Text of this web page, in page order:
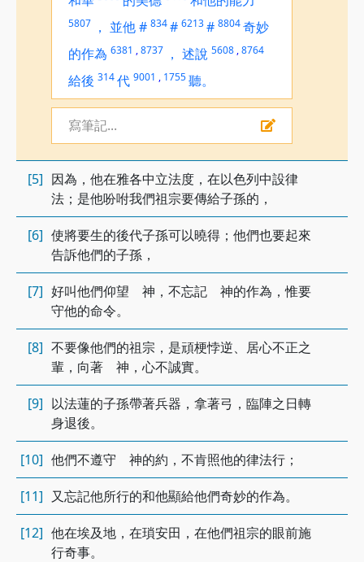
5807 ， 並他# 834# 6213# 8804奇妙
的作為 6381 ,8737 ， 述說 5608 ,8764
給後 314代 9001 , 1755聽。
寫筆記...
[5] 因為，他在雅各中立法度，在以色列中設律
法；是他吩咐我們祖宗要傳給子孫的，
[6] 使將要生的後代子孫可以曉得；他們也要起來
告訴他們的子孫，
[7] 好叫他們仰望 神，不忘記 神的作為，惟要
守他的命令。
[8] 不要像他們的祖宗，是頑梗悖逆、居心不正之
輩，向著 神，心不誠實。
[9] 以法蓮的子孫帶著兵器，拿著弓，臨陣之日轉
身退後。
[10] 他們不遵守 神的約，不肯照他的律法行；
[11] 又忘記他所行的和他顯給他們奇妙的作為。
[12] 他在埃及地，在瑣安田，在他們祖宗的眼前施
行奇事。